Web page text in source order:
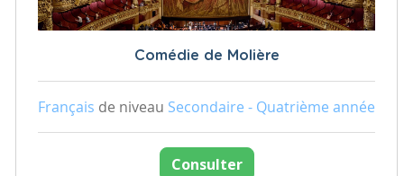
Comédie de Molière
Français de niveau Secondaire - Quatrième année
Consulter